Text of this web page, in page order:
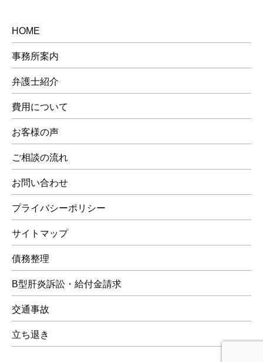
HOME
事務所案内
弁護士紹介
費用について
お客様の声
ご相談の流れ
お問い合わせ
プライバシーポリシー
サイトマップ
債務整理
B型肝炎訴訟・給付金請求
交通事故
立ち退き